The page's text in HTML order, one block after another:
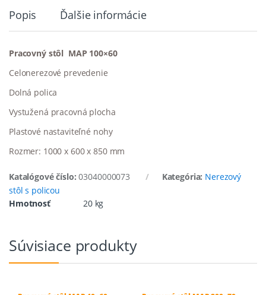
Popis Ďalšie informácie
Pracovný stôl MAP 100×60
Celonerezové prevedenie
Dolná polica
Vystužená pracovná plocha
Plastové nastaviteľné nohy
Rozmer: 1000 x 600 x 850 mm
Katalógové číslo:03040000073 Kategória: Nerezový
stôl s policou
Hmotnosť
20 kg
Súvisiace produkty